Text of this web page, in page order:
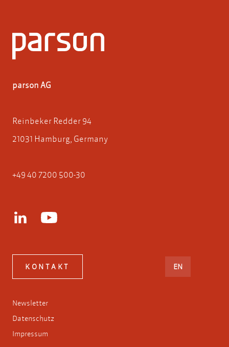
parson AG
Reinbeker Redder 94
21031 Hamburg, Germany
+49 40 7200 500-30
KONTAKT ENENGLISH
Newsletter
Datenschutz
Impressum